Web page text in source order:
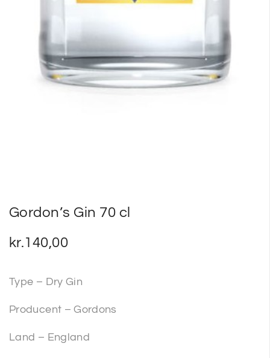
Gordon’s Gin 70 cl
kr.140,00
Type – Dry Gin
Producent – Gordons
Land – England